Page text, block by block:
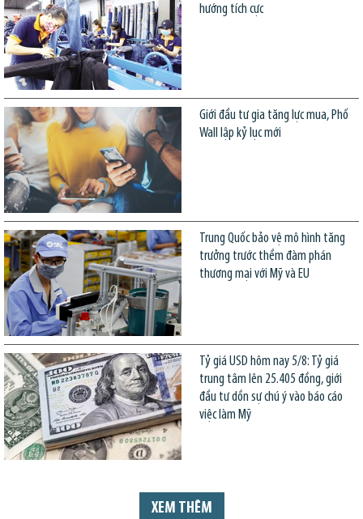
hướng tích cực
Giới đầu tư gia tăng lực mua, Phố
Wall lập kỷ lục mới
Trung Quốc bảo vệ mô hình tăng
trưởng trước thềm đàm phán
thương mại với Mỹ và EU
Tỷ giá USD hôm nay 5/8: Tỷ giá
trung tâm lên 25.405 đồng, giới
đầu tư dồn sự chú ý vào báo cáo
việc làm Mỹ
XEM THÊM